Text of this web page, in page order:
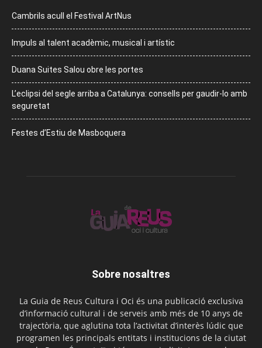
Cambrils acull el Festival ArtNus
Impuls al talent acadèmic, musical i artístic
Duana Suites Salou obre les portes
L’eclipsi del segle arriba a Catalunya: consells per gaudir-lo amb
seguretat
Festes d’Estiu de Masboquera
Sobre nosaltres
La Guia de Reus Cultura i Oci és una publicació exclusiva
d’informació cultural i de serveis amb més de 10 anys de
trajectòria, que aglutina tota l’activitat d’interès lúdic que
programen les principals entitats i institucions de la ciutat